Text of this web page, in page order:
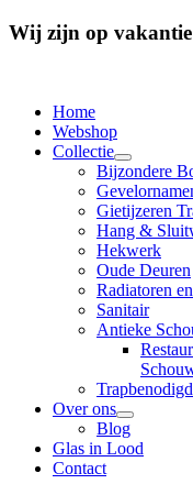
Wij zijn op vakantie
Home
Webshop
Collectie
Bijzondere
Gietijzeren
Hang &
Hekwerk
Oude Deuren
Radiatoren
Sanitair
Antieke
Over ons
Blog
Glas in Lood
Contact